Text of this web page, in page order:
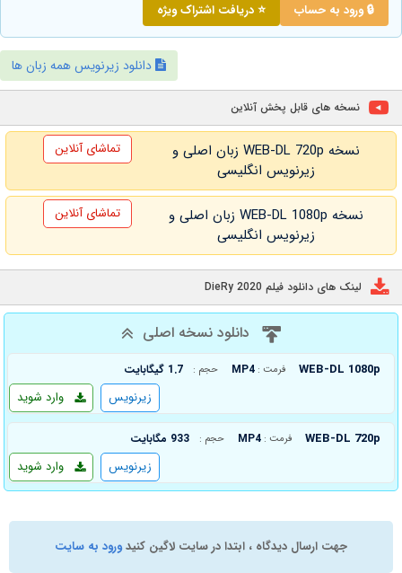
🔒 ورود به حساب ⭐ دریافت اشتراک ویژه
دانلود زیرنویس همه زبان ها
نسخه های قابل پخش آنلاین
نسخه WEB-DL 720p زبان اصلی و
زیرنویس انگلیسی
تماشای آنلاین
نسخه WEB-DL 1080p زبان اصلی و
زیرنویس انگلیسی
تماشای آنلاین
لینک های دانلود فیلم DieRy 2020
دانلود نسخه اصلی
WEB-DL 1080p فرمت : MP4 حجم : 1.7 گیگابایت
وارد شوید زیرنویس
WEB-DL 720p فرمت : MP4 حجم : 933 مگابایت
وارد شوید زیرنویس
جهت ارسال دیدگاه ، ابتدا در سایت لاگین کنیدورود به سایت